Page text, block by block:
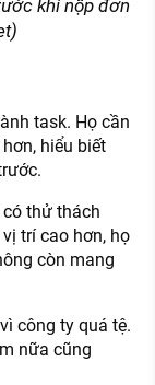
khi nộp đơn
task. Họ cần
hiểu biết
thử thách
trí cao hơn, họ
còn mang
công ty quá tệ.
nữa cũng